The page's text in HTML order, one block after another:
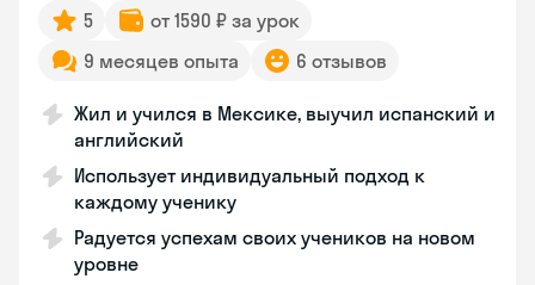
5
от 1590 ₽ за урок
9 месяцев опыта
6 отзывов
Жил и учился в Мексике, выучил испанский и
английский
Использует индивидуальный подход к
каждому ученику
Радуется успехам своих учеников на новом
уровне